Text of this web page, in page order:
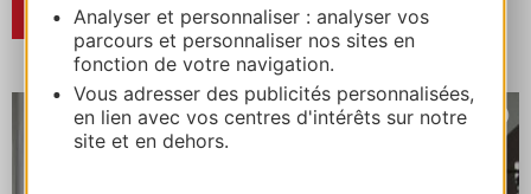
Analyser et personnaliser : analyser vos
parcours et personnaliser nos sites en
fonction de votre navigation.
Vous adresser des publicités personnalisées,
en lien avec vos centres d'intérêts sur notre
site et en dehors.
RÉSERVER